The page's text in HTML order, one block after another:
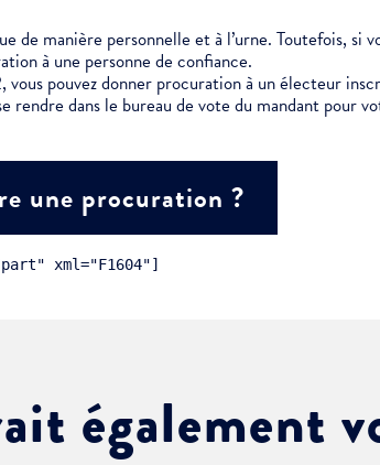
de manière personnelle et à l’urne. Toutefois, si
à une personne de confiance.
pouvez donner procuration à un électeur
rendre dans le bureau de vote du mandant pour
une procuration ?
xml="F1604"]
également